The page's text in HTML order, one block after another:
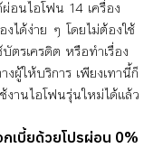
อนไอโฟน 14 เครื่อง
งได้ง่าย ๆ โดยไม่ต้องใช้
ตรเครดิต หรือทำเรื่อง
ผู้ให้บริการ เพียงเทานี้ก็
งานไอโฟนรุ่นใหม่ได้แล้ว
เบี้ยด้วยโปรผ่อน 0%